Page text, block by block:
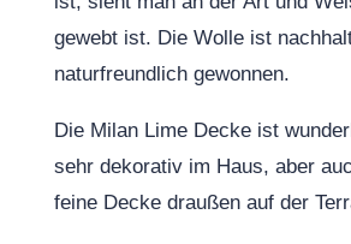
gewebt ist. Die Wolle ist
naturfreundlich gewonnen.
Die Milan Lime Decke ist
sehr dekorativ im Haus, aber
feine Decke draußen auf der